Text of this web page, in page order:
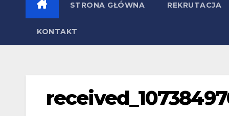
STRONA GŁÓWNA REKRUTACJA
KONTAKT